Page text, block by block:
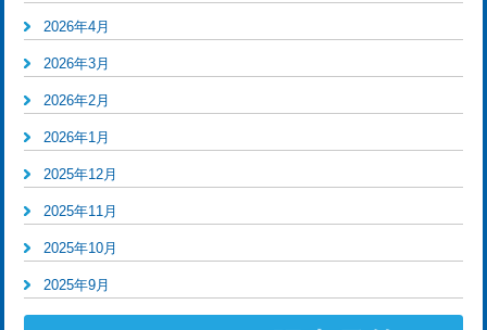
2026年4月
2026年3月
2026年2月
2026年1月
2025年12月
2025年11月
2025年10月
2025年9月